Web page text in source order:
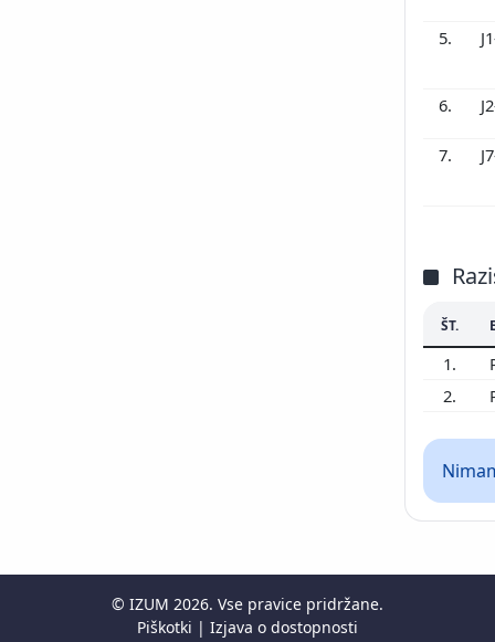
5.
6.
7.
ŠT.
1.
2.
© IZUM 2026. Vse pravice pridržane.
Piškotki | Izjava o dostopnosti